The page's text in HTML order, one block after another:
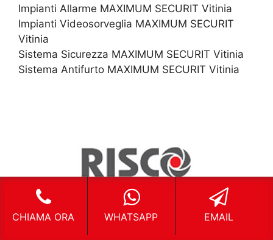
Impianti Allarme MAXIMUM SECURIT Vitinia
Impianti Videosorveglia MAXIMUM SECURIT
Vitinia
Sistema Sicurezza MAXIMUM SECURIT Vitinia
Sistema Antifurto MAXIMUM SECURIT Vitinia
CHIAMA ORA WHATSAPP EMAIL